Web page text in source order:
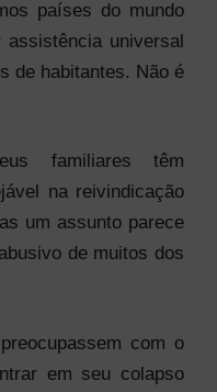
países do mundo
universal
de habitantes. Não é
familiares têm
na reivindicação
um assunto parece
de muitos dos
com o
em seu colapso